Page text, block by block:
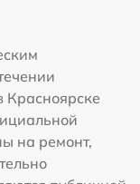
Красноярске
на ремонт,